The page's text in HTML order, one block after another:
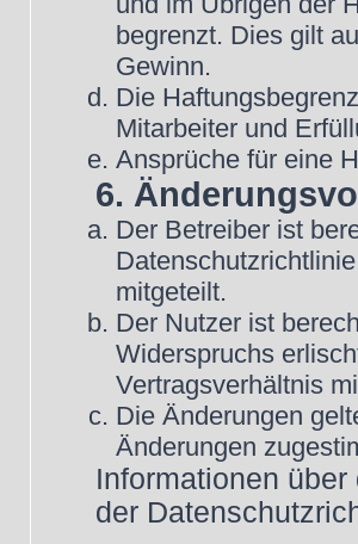
begrenzt. Dies gilt
Gewinn.
Die
Mitarbeiter und
Ansprüche für eine
6.
Der Betreiber ist
mitgeteilt.
Der Nutzer ist
Widerspruchs
Vertragsverhältnis
Die Änderungen
Änderungen
Informationen
der